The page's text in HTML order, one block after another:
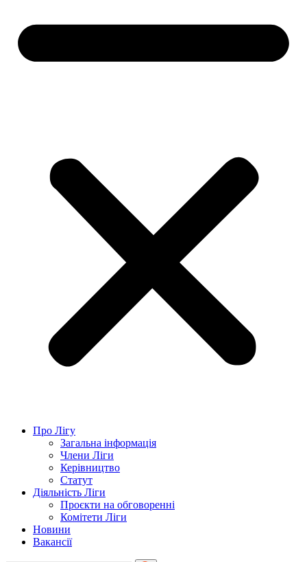
Про Лігу
Загальна інформація
Члени Ліги
Керівництво
Статут
Діяльність Ліги
Проєкти на обговоренні
Комітети Ліги
Новини
Вакансії